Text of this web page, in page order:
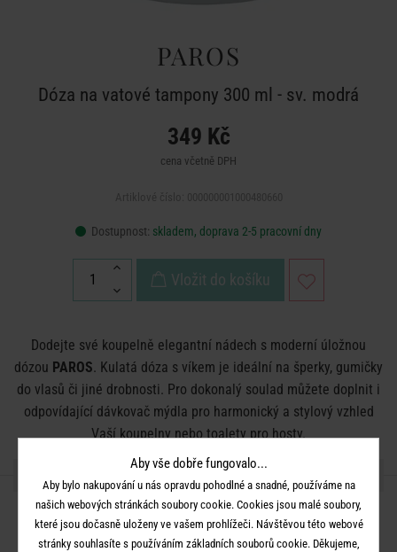
PAROS
Dóza na vatové tampony 300 ml - sv. modrá
349 Kč
cena včetně DPH
Dostupnost: skladem, doprava 2-5 pracovní dny
Vložit do košíku
Dodejte své koupelně elegantní nádech s moderní úložnou
dózou PAROS. Kulatá dóza s víkem je ideální na šperky, gumičky
do vlasů či jiné drobnosti. Pro dokonalý soulad můžete doplnit i
odpovídající dávkovač mýdla pro harmonický a stylový vzhled
Vaší koupelny nebo toalety pro hosty.
DETAILY PRODUKTU
Rozměry:
průměr 10 x V 10 cm
Materiál:kamenina
Aby vše dobře fungovalo...
Aby bylo nakupování u nás opravdu pohodlné a snadné, používáme na
našich webových stránkách soubory cookie. Cookies jsou malé soubory,
které jsou dočasně uloženy ve vašem prohlížeči. Návštěvou této webové
stránky souhlasíte s používáním základních souborů cookie. Děkujeme,